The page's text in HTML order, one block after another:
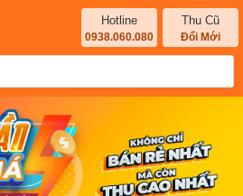
Hotline
0938.060.080
Thu Cũ
Đổi Mới